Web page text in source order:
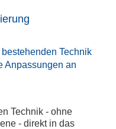
Technik
Anpassungen an
Technik - ohne
- direkt in das